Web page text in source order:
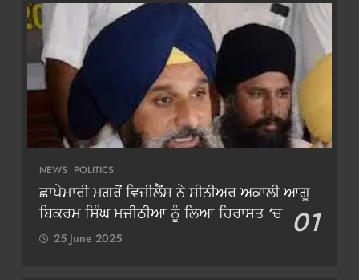
NEWS POLITICS
ਛਾਪੇਮਾਰੀ ਮਗਰੋਂ ਵਿਜੀਲੈਂਸ ਨੇ ਸੀਨੀਅਰ ਅਕਾਲੀ ਆਗੂ
ਬਿਕਰਮ ਸਿੰਘ ਮਜੀਠੀਆ ਨੂੰ ਲਿਆ ਹਿਰਾਸਤ ‘ਚ 01
25 June 2025